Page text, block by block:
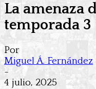
La amenaza
temporada 3
Por
Miguel Á. Fernández
-
4 julio, 2025